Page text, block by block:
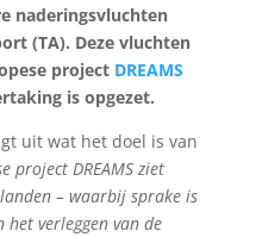
naderingsvluchten
(TA). Deze vluchten
project DREAMS
is opgezet.
uit wat het doel is van
project DREAMS ziet
– waarbij sprake is
verleggen van de